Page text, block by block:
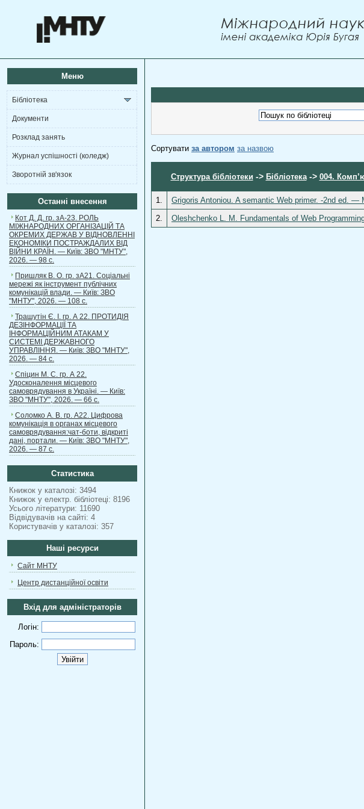
Меню
Бібліотека
Документи
Розклад занять
Журнал успішності (коледж)
Зворотній зв'язок
Останні внесення
Кот Д. Д. гр. зА-23. РОЛЬ
МІЖНАРОДНИХ ОРГАНІЗАЦІЙ ТА
ОКРЕМИХ ДЕРЖАВ У ВІДНОВЛЕННІ
ЕКОНОМІКИ ПОСТРАЖДАЛИХ ВІД
ВІЙНИ КРАЇН. — Київ: ЗВО "МНТУ",
2026. — 98 с.
Пришляк В. О. гр. зА21. Соціальні
мережі як інструмент публічних
комунікацій влади. — Київ: ЗВО
"МНТУ", 2026. — 108 с.
Трашутін Є. І. гр. А 22. ПРОТИДІЯ
ДЕЗІНФОРМАЦІЇ ТА
ІНФОРМАЦІЙНИМ АТАКАМ У
СИСТЕМІ ДЕРЖАВНОГО
УПРАВЛІННЯ. — Київ: ЗВО "МНТУ",
2026. — 84 с.
Спіцин М. С. гр. А 22.
Удосконалення місцевого
самоврядування в Україні. — Київ:
ЗВО "МНТУ", 2026. — 66 с.
Соломко А. В. гр. А22. Цифрова
комунікація в органах місцевого
самоврядування:чат-боти, відкриті
дані, портали. — Київ: ЗВО "МНТУ",
2026. — 87 с.
Статистика
Книжок у каталозі: 3494
Книжок у електр. бібліотеці: 8196
Усього літератури: 11690
Відвідувачів на сайті: 4
Користувачів у каталозі: 357
Наші ресурси
Сайт МНТУ
Центр дистанційної освіти
Вхід для адміністраторів
Логін:
Пароль:
Сортувати за автором за назвою
Структура бібліотеки -> Бібліотека-> 004.
1.
Grigoris Antoniou. A semantic Web primer. -2nd ed.
2.
Оleshchenko L. M. Fundamentals of Web